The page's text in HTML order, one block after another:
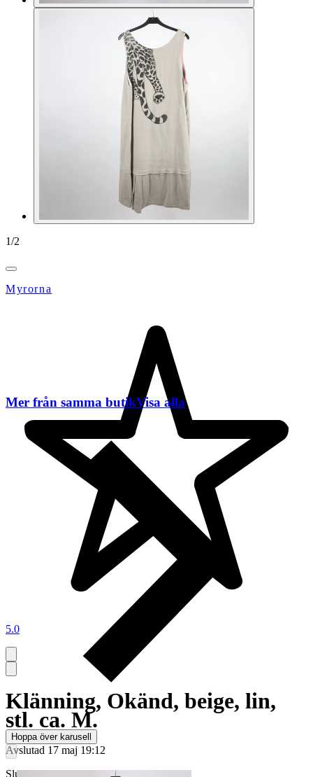
1/2
Myrorna
5.0
Klänning, Okänd, beige, lin,
stl. ca. M.
Avslutad 17 maj 19:12
Slutpris
Mer från samma butikVisa alla
Hoppa över karusell